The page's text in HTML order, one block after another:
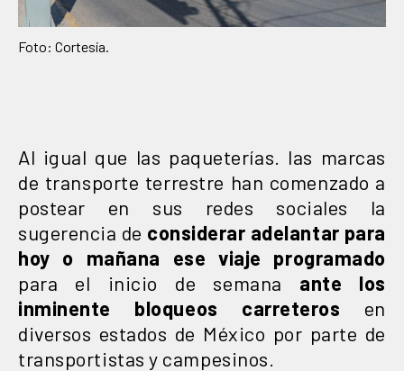
Foto: Cortesía.
Al igual que las paqueterías. las marcas
de transporte terrestre han comenzado a
postear en sus redes sociales la
sugerencia de considerar adelantar para
hoy o mañana ese viaje programado
para el inicio de semana ante los
inminente bloqueos carreteros en
diversos estados de México por parte de
transportistas y campesinos.